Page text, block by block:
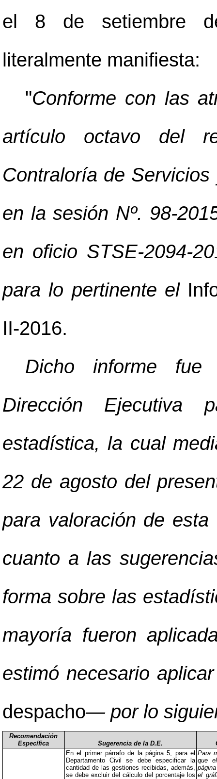
el 8 de setiembre
literalmente manifiesta:
"Conforme con las
artículo octavo del
Contraloría de
en la sesión Nº. 98-
en oficio STSE-2094-
para lo pertinente el
II-2016.
Dicho informe
Dirección Ejecutiva
estadística, la cual
22 de agosto del
para valoración de
cuanto a las
forma sobre las
mayoría fueron
estimó necesario
despacho—por lo
Recomendación
Específica
Sugerencia de la D.E.
En el primer párrafo de la página 5, para el
Departamento Civil se debe especificar la
cantidad de las gestiones recibidas, además,
se debe excluir del cálculo del porcentaje los
Para
que
el